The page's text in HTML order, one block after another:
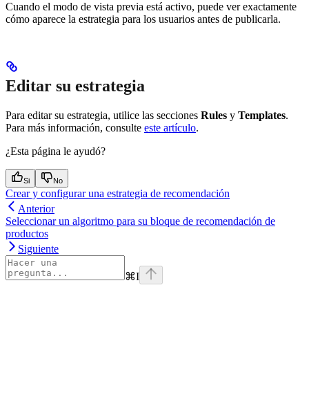
Cuando el modo de vista previa está activo, puede ver exactamente
cómo aparece la estrategia para los usuarios antes de publicarla.
Editar su estrategia
Para editar su estrategia, utilice las secciones Rules y Templates.
Para más información, consulte este artículo.
¿Esta página le ayudó?
Si No
Crear y configurar una estrategia de recomendación
Anterior
Seleccionar un algoritmo para su bloque de recomendación de
productos
Siguiente
⌘I